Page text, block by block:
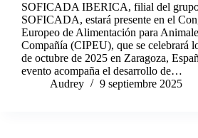
SOFICADA IBERICA, filial del
SOFICADA, estará presente en el
Europeo de Alimentación para
Compañía (CIPEU), que se celebrará
de octubre de 2025 en Zaragoza,
evento acompaña el desarrollo de…
Audrey
9 septiembre 2025